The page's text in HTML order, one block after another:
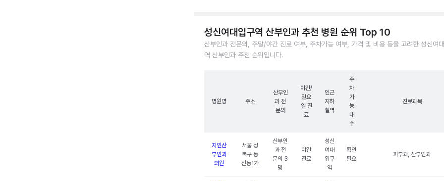
성신여대입구역 산부인과 추천 병원 순위 Top 10
산부인과 전문의, 주말/야간 진료 여부, 주차가능 여부, 가격 및 비용 등을 고려한 성신여
역 산부인과 추천 순위입니다.
병원명 주소
산부인
과 전
문의
야간/
일요
일 진
료
인근
지하
철역
주
차
가
능
대
수
진료과목
지인산
부인과
의원
서울 성
북구 동
선동1가
산부인
과 전
문의 3
명
야간
진료
성신
여대
입구
역
확인
필요
피부과, 산부인과